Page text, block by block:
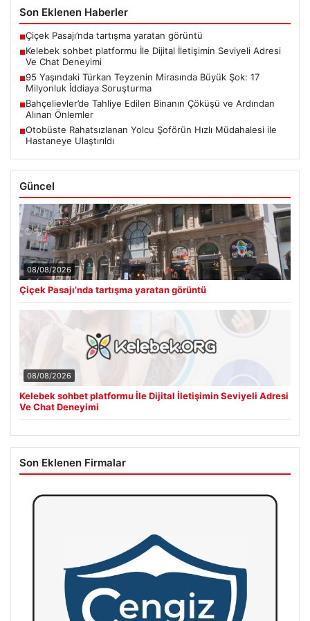
Son Eklenen Haberler
■Çiçek Pasajı’nda tartışma yaratan görüntü
■Kelebek sohbet platformu İle Dijital İletişimin Seviyeli Adresi
Ve Chat Deneyimi
■95 Yaşındaki Türkan Teyzenin Mirasında Büyük Şok: 17
Milyonluk İddiaya Soruşturma
■Bahçelievler’de Tahliye Edilen Binanın Çöküşü ve Ardından
Alınan Önlemler
■Otobüste Rahatsızlanan Yolcu Şoförün Hızlı Müdahalesi ile
Hastaneye Ulaştırıldı
Güncel
08/08/2026
Çiçek Pasajı’nda tartışma yaratan görüntü
08/08/2026
Kelebek sohbet platformu İle Dijital İletişimin Seviyeli Adresi
Ve Chat Deneyimi
Son Eklenen Firmalar